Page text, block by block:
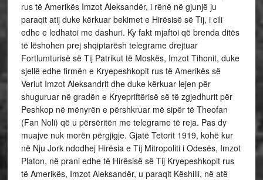
rus të Amerikës Imzot Aleksandër, i rënë në gjunjë ju
paraqit atij duke kërkuar bekimet e Hirësisë së Tij, i cili
edhe e ledhatoi me dashuri. Ky fakt mjaftoi që brenda ditës
të lëshohen prej shqiptarësh telegrame drejtuar
Fortlumturisë së Tij Patrikut të Moskës, Imzot Tihonit, duke
sjellë edhe firmën e Kryepeshkopit rus të Amerikës së
Veriut Imzot Aleksandrit dhe duke kërkuar lejen për
shuguruar në gradën e Kryepriftërisë së të zgjedhurit për
Peshkop në mënyrën e përshkruar më sipër të Theofan
(Fan Noli) që u përsëritën me telegrame të reja. Pas dy
muajve nuk morën përgjigje. Gjatë Tetorit 1919, kohë kur
në Nju Jork ndodhej Hirësia e Tij Mitropoliti i Odesës, Imzot
Platon, në prani edhe të Hirësisë së Tij Kryepeshkopit rus
të Amerikës, Imzot Aleksandër, u paraqit Këshilli, në atë